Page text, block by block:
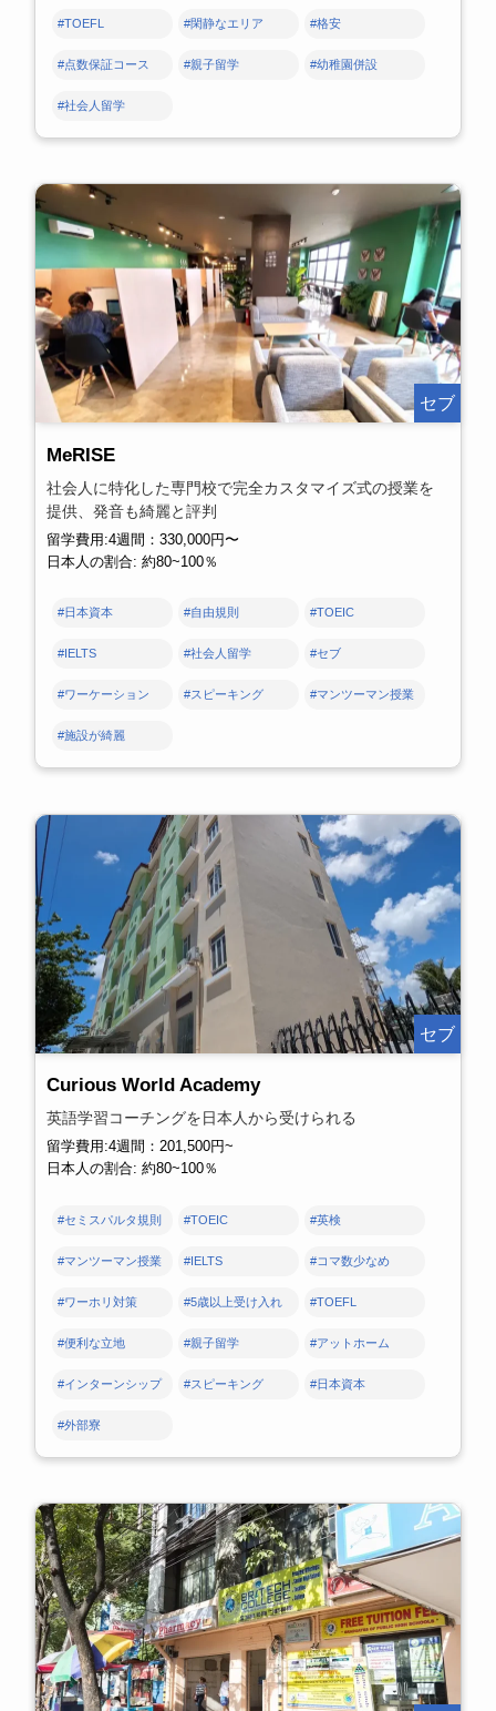
#TOEFL #閑静なエリア #格安
#点数保証コース #親子留学 #幼稚園併設
#社会人留学
セブ
MeRISE
社会人に特化した専門校で完全カスタマイズ式の授業を
提供、発音も綺麗と評判
留学費用:4週間：330,000円〜
日本人の割合: 約80~100％
#日本資本 #自由規則 #TOEIC
#IELTS #社会人留学 #セブ
#ワーケーション #スピーキング #マンツーマン授業
#施設が綺麗
セブ
Curious World Academy
英語学習コーチングを日本人から受けられる
留学費用:4週間：201,500円~
日本人の割合: 約80~100％
#セミスパルタ規則 #TOEIC #英検
#マンツーマン授業 #IELTS #コマ数少なめ
#ワーホリ対策 #5歳以上受け入れ #TOEFL
#便利な立地 #親子留学 #アットホーム
#インターンシップ #スピーキング #日本資本
#外部寮